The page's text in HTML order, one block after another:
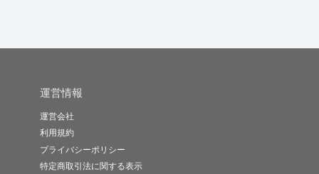
運営情報
運営会社
利用規約
プライバシーポリシー
特定商取引法に関する表示